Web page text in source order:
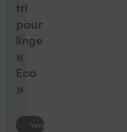
tri
pour
linge
«
Eco
»
Vers le produit